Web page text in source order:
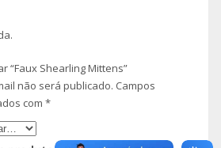
“Faux Shearling Mittens”
não será publicado. Campos
com *